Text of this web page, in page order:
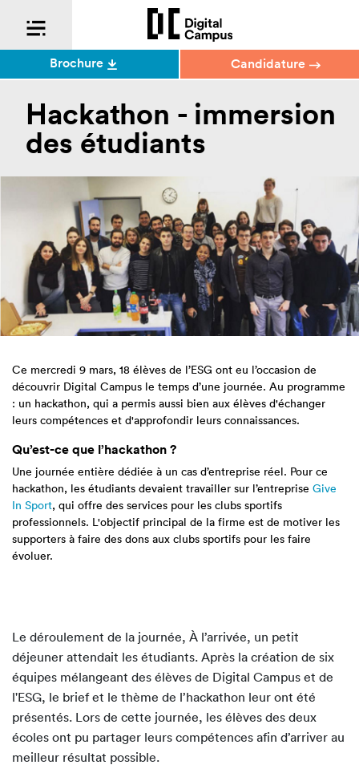
Hackathon - immersion
des étudiants
Ce mercredi 9 mars, 18 élèves de l’ESG ont eu l’occasion de
découvrir Digital Campus le temps d’une journée. Au programme
: un hackathon, qui a permis aussi bien aux élèves d'échanger
leurs compétences et d'approfondir leurs connaissances.
Qu’est-ce que l’hackathon ?
Une journée entière dédiée à un cas d’entreprise réel. Pour ce
hackathon, les étudiants devaient travailler sur l’entreprise Give
In Sport, qui offre des services pour les clubs sportifs
professionnels. L'objectif principal de la firme est de motiver les
supporters à faire des dons aux clubs sportifs pour les faire
évoluer.
Le déroulement de la journée, À l’arrivée, un petit
déjeuner attendait les étudiants. Après la création de six
équipes mélangeant des élèves de Digital Campus et de
l'ESG, le brief et le thème de l’hackathon leur ont été
présentés. Lors de cette journée, les élèves des deux
écoles ont pu partager leurs compétences afin d’arriver au
meilleur résultat possible.
Brochure Candidature